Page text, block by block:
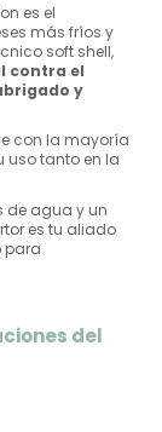
es el
más fríos y
soft shell,
contra el
y
con la mayoría
uso tanto en la
de agua y un
es tu aliado
para
del